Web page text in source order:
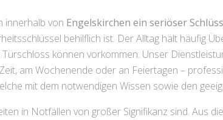
innerhalb von Engelskirchen ein seriöser
behilflich ist. Der Alltag hält häufig
können vorkommen. Unser
am Wochenende oder an Feiertagen –
mit dem notwendigen Wissen sowie den
in Notfällen von großer Signifikanz sind. Aus